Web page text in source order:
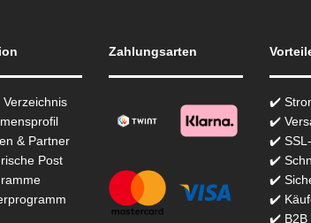
Verzeichnis
& Partner
Post
Zahlungsarten
✔️
✔️
✔️
✔️
✔️
✔️
✔️ B2B